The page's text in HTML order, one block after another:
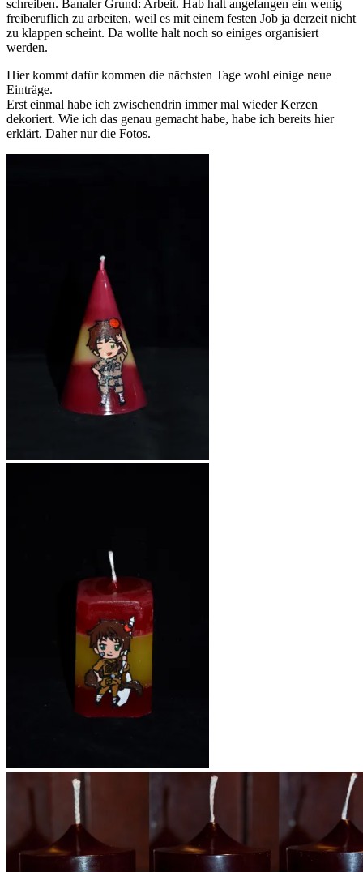
schreiben. Banaler Grund: Arbeit. Hab halt angefangen ein wenig
freiberuflich zu arbeiten, weil es mit einem festen Job ja derzeit nicht
zu klappen scheint. Da wollte halt noch so einiges organisiert
werden.
Hier kommt dafür kommen die nächsten Tage wohl einige neue
Einträge.
Erst einmal habe ich zwischendrin immer mal wieder Kerzen
dekoriert. Wie ich das genau gemacht habe, habe ich bereits hier
erklärt. Daher nur die Fotos.